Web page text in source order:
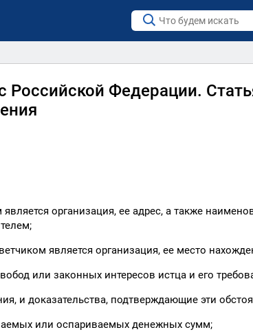
Российской Федерации.
организация, ее адрес, а также
является организация, ее место
или законных интересов истца и его
и доказательства, подтверждающие эти
или оспариваемых денежных сумм;